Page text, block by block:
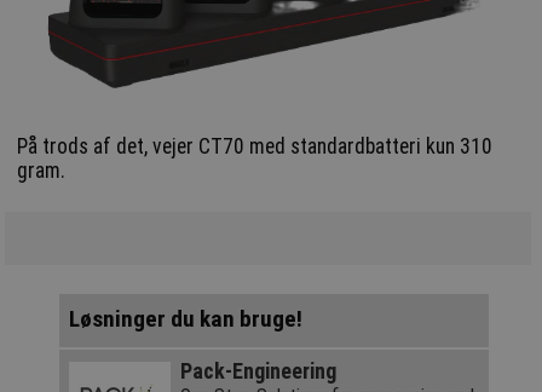
På trods af det, vejer CT70 med standardbatteri kun 310
gram.
Løsninger du kan bruge!
Pack-Engineering